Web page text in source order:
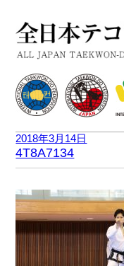
2018年3月14日
4T8A7134